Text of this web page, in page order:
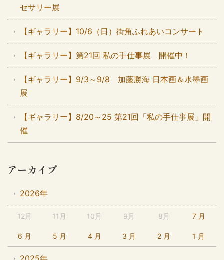
セサリー展
【ギャラリー】10/6（日）街角ふれあいコンサート
【ギャラリー】第21回 私の手仕事展 開催中！
【ギャラリー】9/3～9/8 加藤勝海 日本画＆水墨画
展
【ギャラリー】8/20～25 第21回「私の手仕事展」開
催
アーカイブ
2026年
12月 11月 10月 9月 8月 7 月
6 月 5 月 4 月 3 月 2 月 1 月